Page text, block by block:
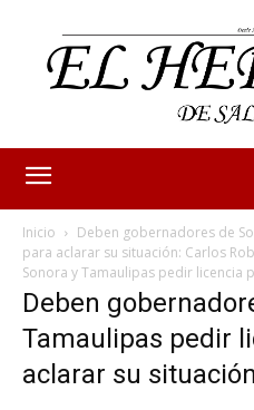
Inicio
Deben gobernadores de
para aclarar su situación: Carlos
Sonora y Tamaulipas pedir licencia
Deben
Tamaulipas pedir
aclarar su situación